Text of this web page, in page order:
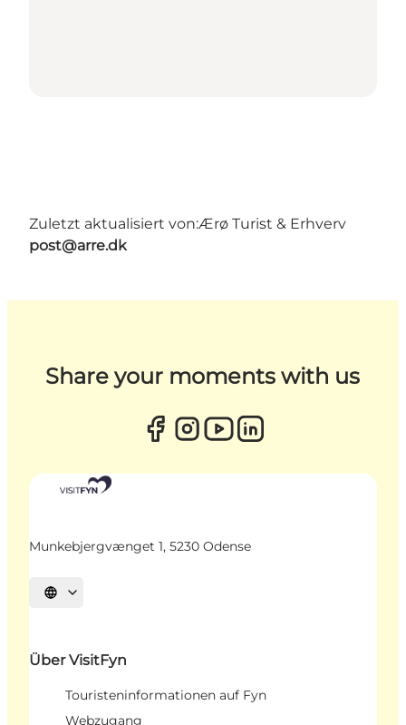
Zuletzt aktualisiert von:Ærø Turist & Erhverv
post@arre.dk
Share your moments with us
Munkebjergvænget 1, 5230 Odense
Sprache auswählen
Über VisitFyn
Touristeninformationen auf Fyn
Webzugang